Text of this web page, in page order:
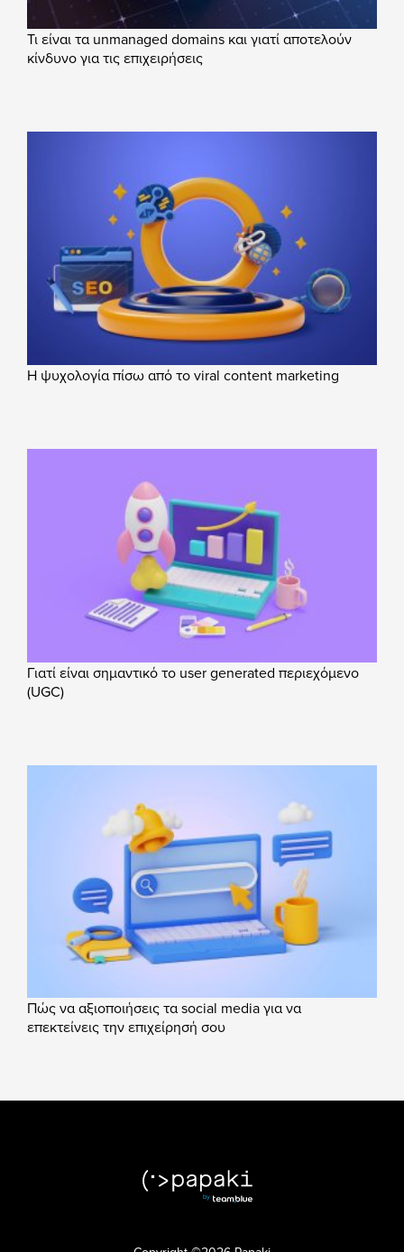
Τι είναι τα unmanaged domains και γιατί αποτελούν
κίνδυνο για τις επιχειρήσεις
Η ψυχολογία πίσω από το viral content marketing
Γιατί είναι σημαντικό το user generated περιεχόμενο
(UGC)
Πώς να αξιοποιήσεις τα social media για να
επεκτείνεις την επιχείρησή σου